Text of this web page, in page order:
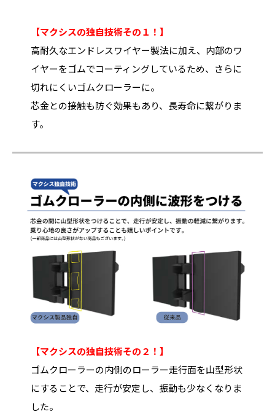
【マクシスの独自技術その１！】
高耐久なエンドレスワイヤー製法に加え、内部のワ
イヤーをゴムでコーティングしているため、さらに
切れにくいゴムクローラーに。
芯金との接触も防ぐ効果もあり、長寿命に繋がりま
す。
【マクシスの独自技術その２！】
ゴムクローラーの内側のローラー走行面を山型形状
にすることで、走行が安定し、振動も少なくなりま
した。